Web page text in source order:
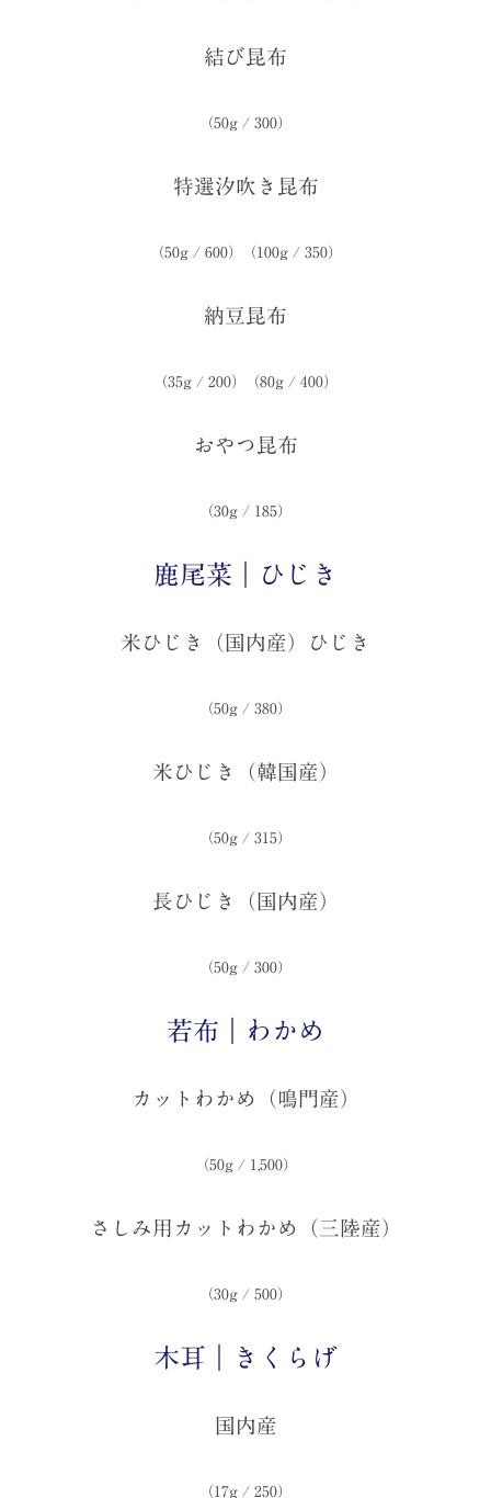
結び昆布
（50g / 300）
特選汐吹き昆布
（50g / 600）（100g / 350）
納豆昆布
（35g / 200）（80g / 400）
おやつ昆布
（30g / 185）
鹿尾菜｜ひじき
米ひじき（国内産）ひじき
（50g / 380）
米ひじき（韓国産）
（50g / 315）
長ひじき（国内産）
（50g / 300）
若布｜わかめ
カットわかめ（鳴門産）
（50g / 1,500）
さしみ用カットわかめ（三陸産）
（30g / 500）
木耳｜きくらげ
国内産
（17g / 250）